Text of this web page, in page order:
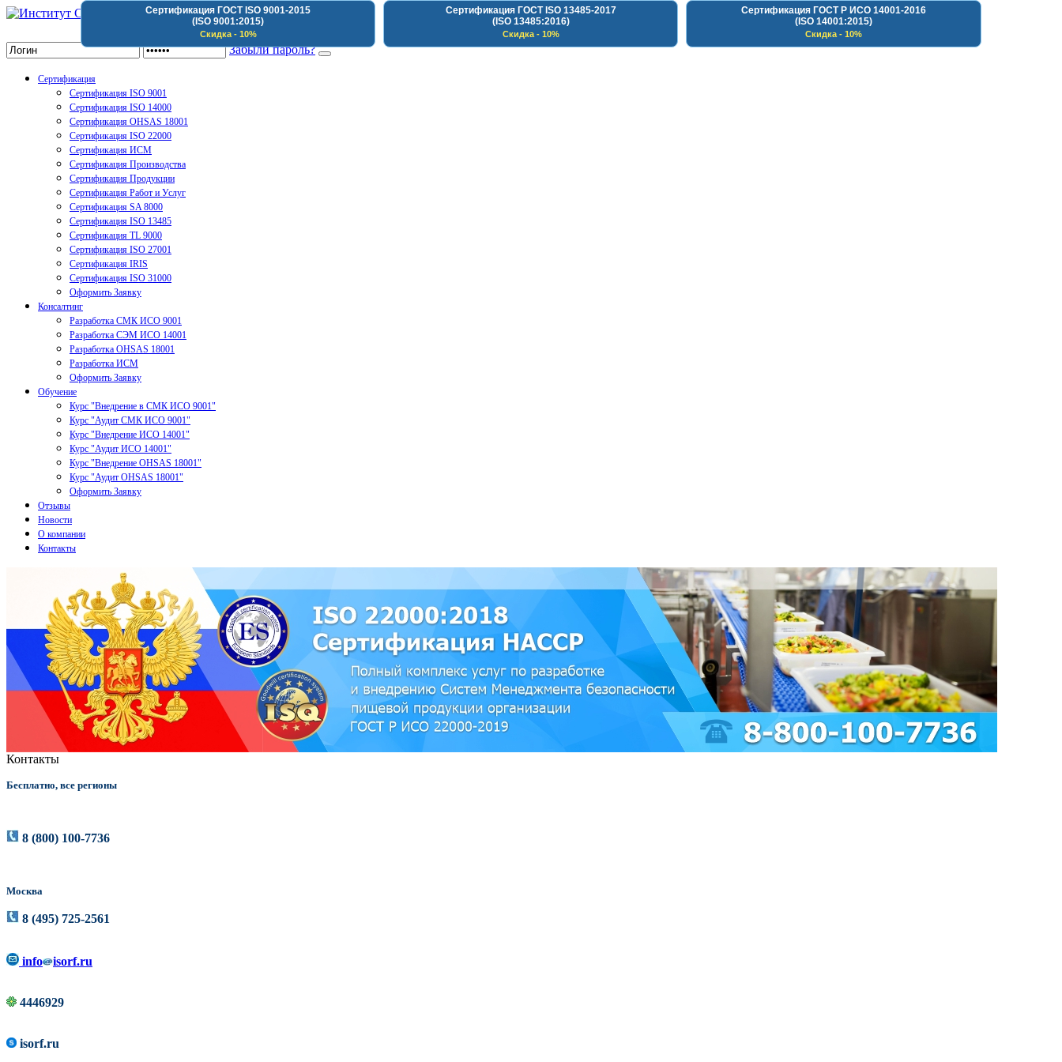
Сертификация ГОСТ ISO 9001-2015
(ISO 9001:2015)
Скидка - 10%
Сертификация ГОСТ ISO 13485-2017
(ISO 13485:2016)
Скидка - 10%
Сертификация ГОСТ Р ИСО 14001-2016
(ISO 14001:2015)
Скидка - 10%
Институт Сертификации Организаций
Забыли пароль?
Сертификация
Сертификация ISO 9001
Сертификация ISO 14000
Сертификация OHSAS 18001
Сертификация ISO 22000
Сертификация ИСМ
Сертификация Производства
Сертификация Продукции
Сертификация Работ и Услуг
Сертификация SA 8000
Сертификация ISO 13485
Сертификация TL 9000
Сертификация ISO 27001
Сертификация IRIS
Сертификация ISO 31000
Оформить Заявку
Консалтинг
Разработка СМК ИСО 9001
Разработка СЭМ ИСО 14001
Разработка OHSAS 18001
Разработка ИСМ
Оформить Заявку
Обучение
Курс "Внедрение в СМК ИСО 9001"
Курс "Аудит СМК ИСО 9001"
Курс "Внедрение ИСО 14001"
Курс "Аудит ИСО 14001"
Курс "Внедрение OHSAS 18001"
Курс "Аудит OHSAS 18001"
Оформить Заявку
Отзывы
Новости
О компании
Контакты
Контакты
Бесплатно, все регионы
8 (800) 100-7736
Москва
8 (495) 725-2561
info isorf.ru
4446929
isorf.ru